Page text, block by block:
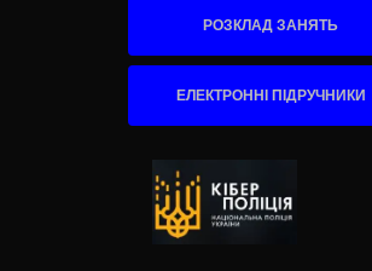
РОЗКЛАД ЗАНЯТЬ
ЕЛЕКТРОННІ ПІДРУЧНИКИ